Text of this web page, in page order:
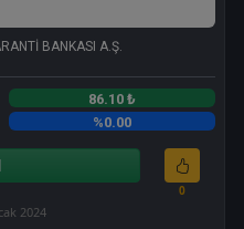
BANKASI A.Ş.
86.10 ₺
%0.00
0
2024